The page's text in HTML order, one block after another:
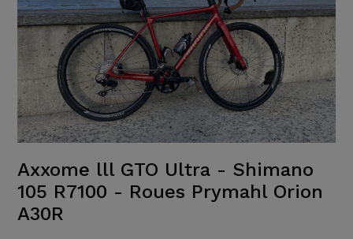
Axxome lll GTO Ultra - Shimano
105 R7100 - Roues Prymahl Orion
A30R